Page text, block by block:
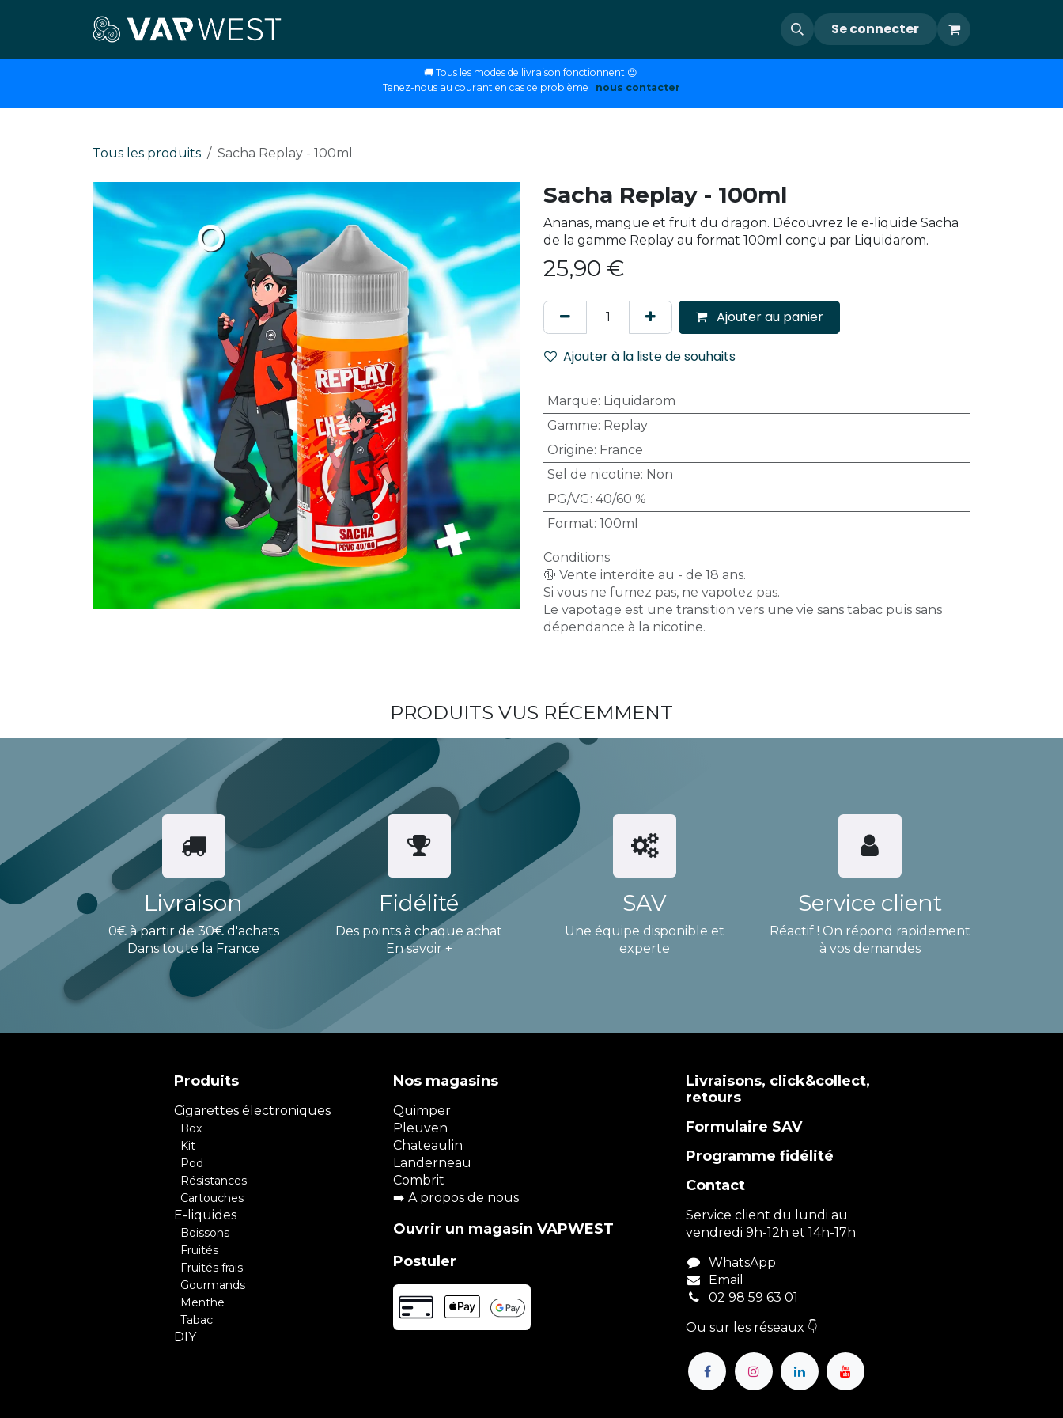
Se connecter
🚚 Tous les modes de livraison fonctionnent 😉
Tenez-nous au courant en cas de problème : nous contacter
Tous les produits Sacha Replay - 100ml
Sacha Replay - 100ml
Ananas, mangue et fruit du dragon. Découvrez le e-liquide Sacha
de la gamme Replay au format 100ml conçu par Liquidarom.
25,90 €
Ajouter au panier
Ajouter à la liste de souhaits
Marque: Liquidarom
Gamme: Replay
Origine: France
Sel de nicotine: Non
PG/VG: 40/60 %
Format: 100ml
Conditions
🔞 Vente interdite au - de 18 ans.
Si vous ne fumez pas, ne vapotez pas.
Le vapotage est une transition vers une vie sans tabac puis sans
dépendance à la nicotine.
PRODUITS VUS RÉCEMMENT
Livraison
0€ à partir de 30€ d'achats
Dans toute la France
Fidélité
Des points à chaque achat
En savoir +
SAV
Une équipe disponible et
experte
Service client
Réactif ! On répond rapidement
à vos demandes
Produits
Cigarettes électroniques
Box
Kit
Pod
Résistances
Cartouches
E-liquides
Boissons
Fruités
Fruités frais
Gourmands
Menthe
Tabac
DIY
Livraisons, click&collect,
retours
Formulaire SAV
Programme fidélité
Contact
Service client du lundi au
vendredi 9h-12h et 14h-17h
WhatsApp
Email
02 98 59 63 01
Ou sur les réseaux 👇
Nos magasins
Quimper
Pleuven
Chateaulin
Landerneau
Combrit
➡️ A propos de nous
Ouvrir un magasin VAPWEST
Postuler